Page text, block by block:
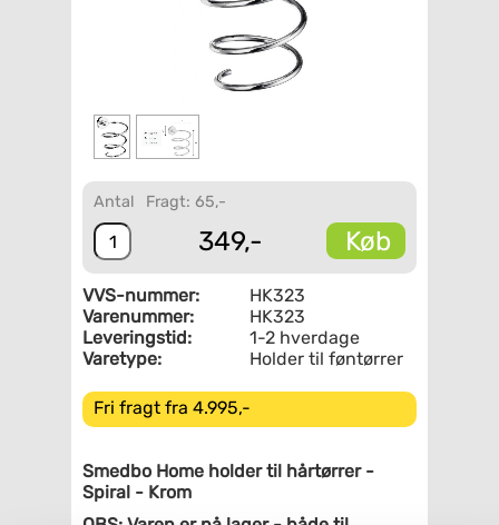
Antal Fragt: 65,-
349,- Køb
VVS-nummer:
HK323
Varenummer:
HK323
Leveringstid:
1-2 hverdage
Varetype:
Holder til føntørrer
Fri fragt fra 4.995,-
Smedbo Home holder til hårtørrer -
Spiral - Krom